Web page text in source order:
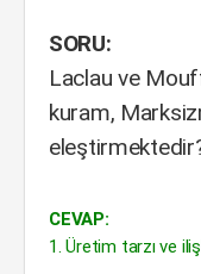
SORU:
Laclau ve
kuram,
CEVAP:
1. Üretim tarzı ve